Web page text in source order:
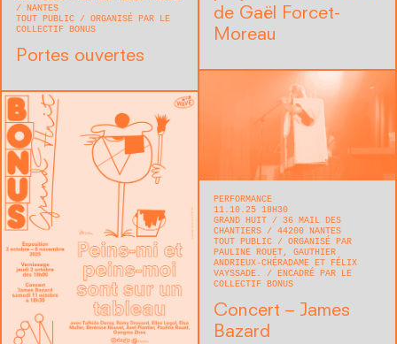
de Gaël Forcet-
Moreau
NANTES
TOUT PUBLIC
ORGANISÉ PAR LE
COLLECTIF BONUS
Portes ouvertes
PERFORMANCE
11.10.25 18H30
GRAND HUIT
36 MAIL DES
CHANTIERS
44200 NANTES
TOUT PUBLIC
ORGANISÉ PAR
PAULINE ROUET, GAUTHIER
ANDRIEUX-CHÉRADAME ET FÉLIX
VAYSSADE.
ENCADRÉ PAR LE
COLLECTIF BONUS
Concert – James
Bazard